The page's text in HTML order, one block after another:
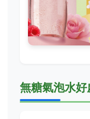
無糖氣泡水